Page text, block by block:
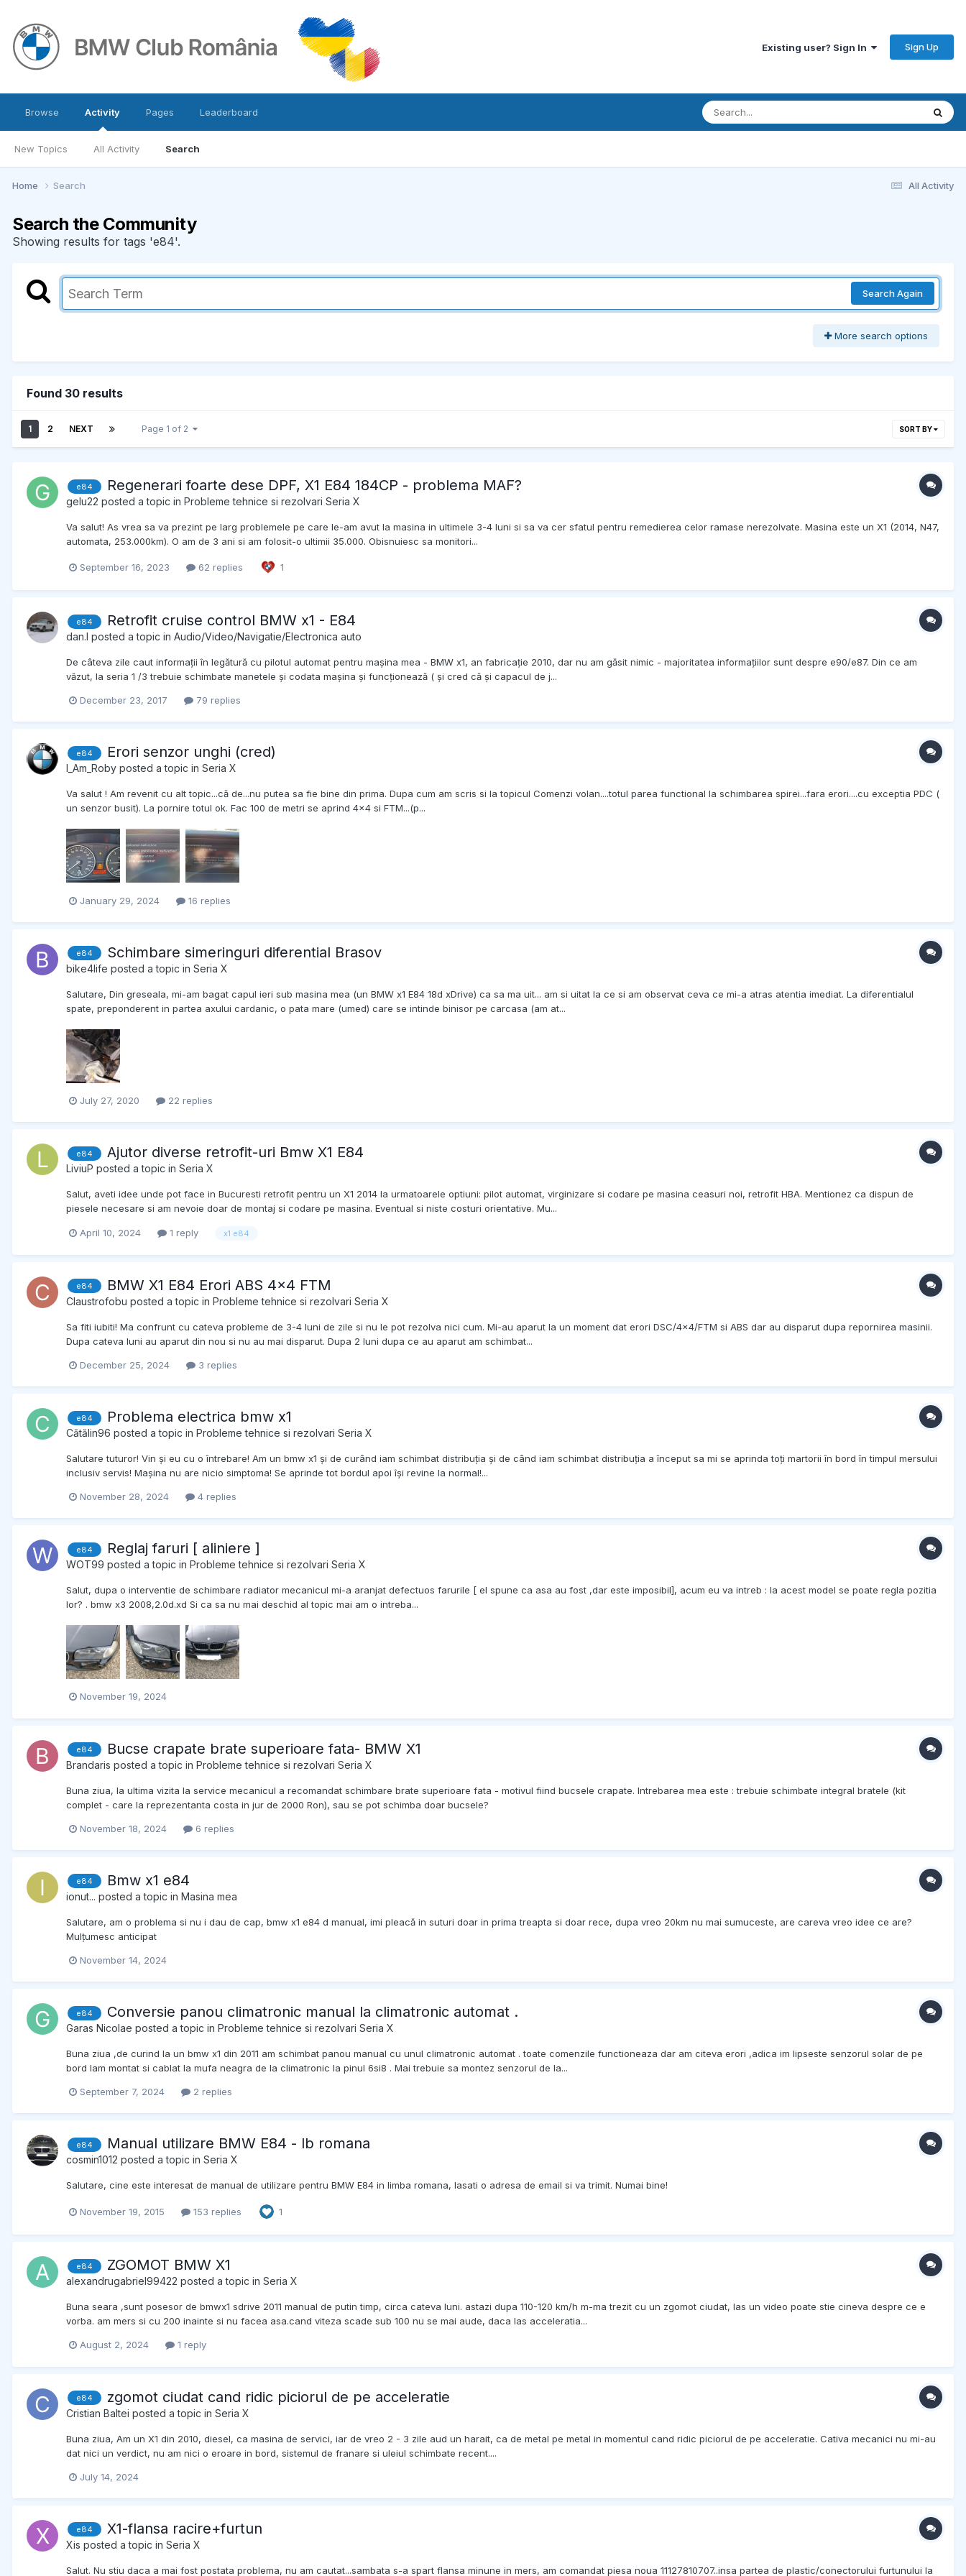
Existing user? Sign In Sign Up
Browse Activity
New Topics All Activity Search
Pages Leaderboard
All Activity
Home Search
Search the Community
Showing results for tags 'e84'.
Search Again
More search options
Found 30 results
1 2 NEXT Page 1 of 2 SORT BY
e84 Regenerari foarte dese DPF, X1 E84 184CP - problema MAF?
gelu22 posted a topic in Probleme tehnice si rezolvari Seria X
Va salut! As vrea sa va prezint pe larg problemele pe care le-am avut la masina in ultimele 3-4 luni si sa va cer sfatul pentru remedierea celor ramase nerezolvate. Masina este un X1 (2014, N47,
automata, 253.000km). O am de 3 ani si am folosit-o ultimii 35.000. Obisnuiesc sa monitori...
September 16, 2023 62 replies 1
e84 Retrofit cruise control BMW x1 - E84
dan.l posted a topic in Audio/Video/Navigatie/Electronica auto
De câteva zile caut informații în legătură cu pilotul automat pentru mașina mea - BMW x1, an fabricație 2010, dar nu am găsit nimic - majoritatea informațiilor sunt despre e90/e87. Din ce am
văzut, la seria 1 /3 trebuie schimbate manetele și codata mașina și funcționează ( și cred că și capacul de j...
December 23, 2017 79 replies
e84 Erori senzor unghi (cred)
I_Am_Roby posted a topic in Seria X
Va salut ! Am revenit cu alt topic...că de...nu putea sa fie bine din prima. Dupa cum am scris si la topicul Comenzi volan....totul parea functional la schimbarea spirei...fara erori....cu exceptia PDC (
un senzor busit). La pornire totul ok. Fac 100 de metri se aprind 4x4 si FTM...(p...
January 29, 2024 16 replies
e84 Schimbare simeringuri diferential Brasov
bike4life posted a topic in Seria X
Salutare, Din greseala, mi-am bagat capul ieri sub masina mea (un BMW x1 E84 18d xDrive) ca sa ma uit... am si uitat la ce si am observat ceva ce mi-a atras atentia imediat. La diferentialul
spate, preponderent in partea axului cardanic, o pata mare (umed) care se intinde binisor pe carcasa (am at...
July 27, 2020 22 replies
e84 Ajutor diverse retrofit-uri Bmw X1 E84
LiviuP posted a topic in Seria X
Salut, aveti idee unde pot face in Bucuresti retrofit pentru un X1 2014 la urmatoarele optiuni: pilot automat, virginizare si codare pe masina ceasuri noi, retrofit HBA. Mentionez ca dispun de
piesele necesare si am nevoie doar de montaj si codare pe masina. Eventual si niste costuri orientative. Mu...
April 10, 2024 1 reply x1 e84
e84 BMW X1 E84 Erori ABS 4x4 FTM
Claustrofobu posted a topic in Probleme tehnice si rezolvari Seria X
Sa fiti iubiti! Ma confrunt cu cateva probleme de 3-4 luni de zile si nu le pot rezolva nici cum. Mi-au aparut la un moment dat erori DSC/4x4/FTM si ABS dar au disparut dupa repornirea masinii.
Dupa cateva luni au aparut din nou si nu au mai disparut. Dupa 2 luni dupa ce au aparut am schimbat...
December 25, 2024 3 replies
e84 Problema electrica bmw x1
Cătălin96 posted a topic in Probleme tehnice si rezolvari Seria X
Salutare tuturor! Vin și eu cu o întrebare! Am un bmw x1 și de curând iam schimbat distribuția și de când iam schimbat distribuția a început sa mi se aprinda toți martorii în bord în timpul mersului
inclusiv servis! Mașina nu are nicio simptoma! Se aprinde tot bordul apoi își revine la normal!...
November 28, 2024 4 replies
e84 Reglaj faruri [ aliniere ]
WOT99 posted a topic in Probleme tehnice si rezolvari Seria X
Salut, dupa o interventie de schimbare radiator mecanicul mi-a aranjat defectuos farurile [ el spune ca asa au fost ,dar este imposibil], acum eu va intreb : la acest model se poate regla pozitia
lor? . bmw x3 2008,2.0d.xd Si ca sa nu mai deschid al topic mai am o intreba...
November 19, 2024
e84 Bucse crapate brate superioare fata- BMW X1
Brandaris posted a topic in Probleme tehnice si rezolvari Seria X
Buna ziua, la ultima vizita la service mecanicul a recomandat schimbare brate superioare fata - motivul fiind bucsele crapate. Intrebarea mea este : trebuie schimbate integral bratele (kit
complet - care la reprezentanta costa in jur de 2000 Ron), sau se pot schimba doar bucsele?
November 18, 2024 6 replies
e84 Bmw x1 e84
ionut... posted a topic in Masina mea
Salutare, am o problema si nu i dau de cap, bmw x1 e84 d manual, imi pleacă in suturi doar in prima treapta si doar rece, dupa vreo 20km nu mai sumuceste, are careva vreo idee ce are?
Mulțumesc anticipat
November 14, 2024
e84 Conversie panou climatronic manual la climatronic automat .
Garas Nicolae posted a topic in Probleme tehnice si rezolvari Seria X
Buna ziua ,de curind la un bmw x1 din 2011 am schimbat panou manual cu unul climatronic automat . toate comenzile functioneaza dar am citeva erori ,adica im lipseste senzorul solar de pe
bord lam montat si cablat la mufa neagra de la climatronic la pinul 6si8 . Mai trebuie sa montez senzorul de la...
September 7, 2024 2 replies
e84 Manual utilizare BMW E84 - lb romana
cosmin1012 posted a topic in Seria X
Salutare, cine este interesat de manual de utilizare pentru BMW E84 in limba romana, lasati o adresa de email si va trimit. Numai bine!
November 19, 2015 153 replies 1
e84 ZGOMOT BMW X1
alexandrugabriel99422 posted a topic in Seria X
Buna seara ,sunt posesor de bmwx1 sdrive 2011 manual de putin timp, circa cateva luni. astazi dupa 110-120 km/h m-ma trezit cu un zgomot ciudat, las un video poate stie cineva despre ce e
vorba. am mers si cu 200 inainte si nu facea asa.cand viteza scade sub 100 nu se mai aude, daca las acceleratia...
August 2, 2024 1 reply
e84 zgomot ciudat cand ridic piciorul de pe acceleratie
Cristian Baltei posted a topic in Seria X
Buna ziua, Am un X1 din 2010, diesel, ca masina de servici, iar de vreo 2 - 3 zile aud un harait, ca de metal pe metal in momentul cand ridic piciorul de pe acceleratie. Cativa mecanici nu mi-au
dat nici un verdict, nu am nici o eroare in bord, sistemul de franare si uleiul schimbate recent....
July 14, 2024
e84 X1-flansa racire+furtun
Xis posted a topic in Seria X
Salut. Nu stiu daca a mai fost postata problema, nu am cautat...sambata s-a spart flansa minune in mers, am comandat piesa noua 11127810707..insa partea de plastic/conectorului furtunului la